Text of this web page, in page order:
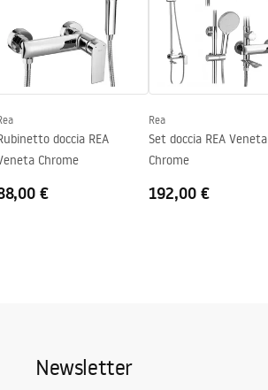
Alluminio
Cromo
doccia REA
Chrome
€
Rea
Set doccia REA Veneta
Chrome
192,00 €
Newsletter